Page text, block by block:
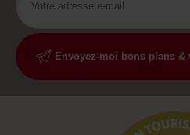
Envoyez-moi bons plans &